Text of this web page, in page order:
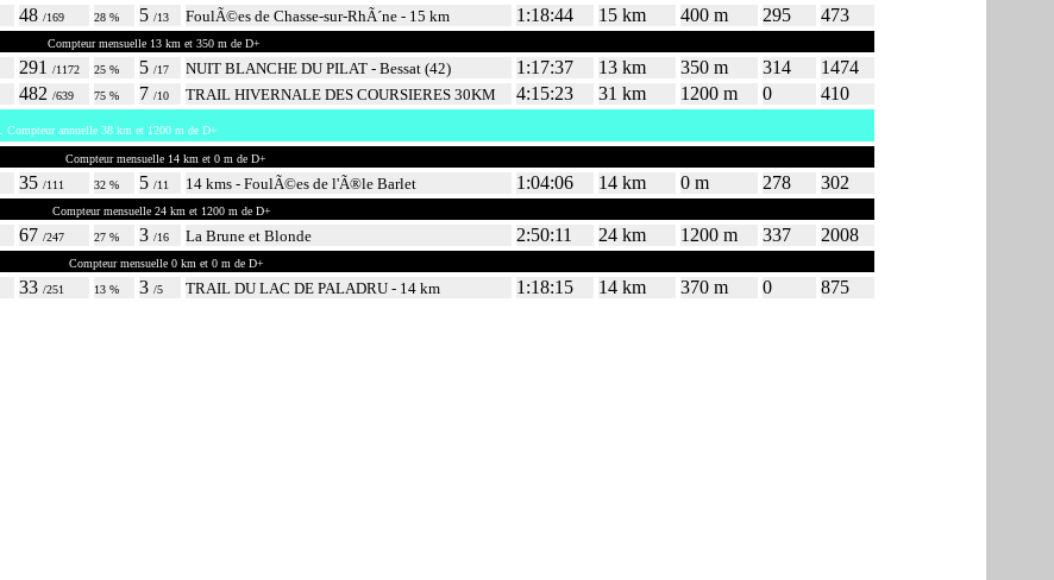
48 /169 28 % 5 /13 FoulÃ©es de Chasse-sur-RhÃ´ne - 15 km 1:18:44 15 km 400 m 295 473
Compteur mensuelle 13 km et 350 m de D+
291 /1172 25 % 5 /17 NUIT BLANCHE DU PILAT - Bessat (42) 1:17:37 13 km 350 m 314
1474
482 /639 75 % 7 /10 TRAIL HIVERNALE DES COURSIERES 30KM 4:15:23 31 km 1200 m 0 410
Compteur annuelle 38 km et 1200 m de D+
Compteur mensuelle 14 km et 0 m de D+
35 /111 32 % 5 /11 14 kms - FoulÃ©es de l'Ã®le Barlet 1:04:06 14 km 0 m 278 302
Compteur mensuelle 24 km et 1200 m de D+
67 /247 27 % 3 /16 La Brune et Blonde 2:50:11 24 km 1200 m 337 2008
Compteur mensuelle 0 km et 0 m de D+
33 /251 13 % 3 /5 TRAIL DU LAC DE PALADRU - 14 km 1:18:15 14 km 370 m 0 875